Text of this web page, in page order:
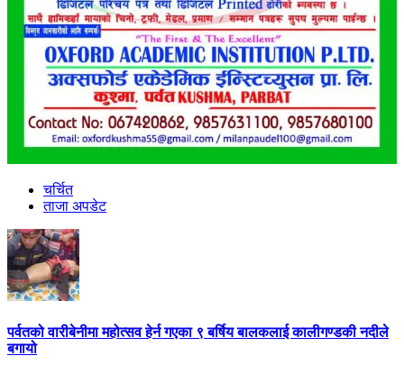
चर्चित
ताजा अपडेट
पर्वतको वारीबेनीमा महोत्सव हेर्न गएका ९ बर्षिय बालकलाई कालीगण्डकी नदीले
बगायो